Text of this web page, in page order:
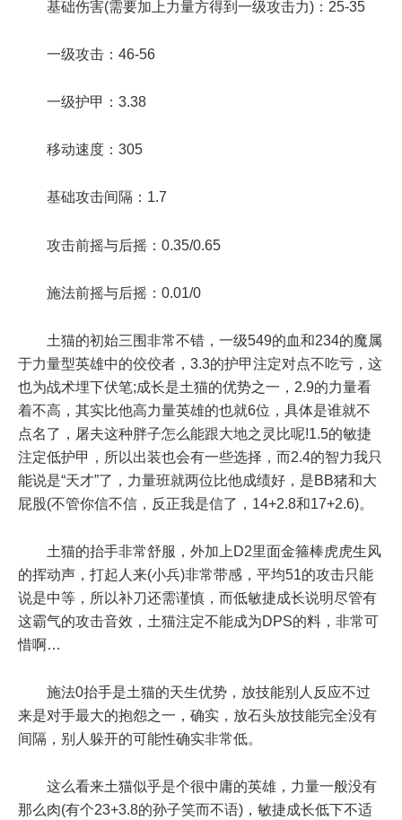
基础伤害(需要加上力量方得到一级攻击力)：25-35
一级攻击：46-56
一级护甲：3.38
移动速度：305
基础攻击间隔：1.7
攻击前摇与后摇：0.35/0.65
施法前摇与后摇：0.01/0
土猫的初始三围非常不错，一级549的血和234的魔属
于力量型英雄中的佼佼者，3.3的护甲注定对点不吃亏，这
也为战术埋下伏笔;成长是土猫的优势之一，2.9的力量看
着不高，其实比他高力量英雄的也就6位，具体是谁就不
点名了，屠夫这种胖子怎么能跟大地之灵比呢!1.5的敏捷
注定低护甲，所以出装也会有一些选择，而2.4的智力我只
能说是“天才”了，力量班就两位比他成绩好，是BB猪和大
屁股(不管你信不信，反正我是信了，14+2.8和17+2.6)。
土猫的抬手非常舒服，外加上D2里面金箍棒虎虎生风
的挥动声，打起人来(小兵)非常带感，平均51的攻击只能
说是中等，所以补刀还需谨慎，而低敏捷成长说明尽管有
这霸气的攻击音效，土猫注定不能成为DPS的料，非常可
惜啊…
施法0抬手是土猫的天生优势，放技能别人反应不过
来是对手最大的抱怨之一，确实，放石头放技能完全没有
间隔，别人躲开的可能性确实非常低。
这么看来土猫似乎是个很中庸的英雄，力量一般没有
那么肉(有个23+3.8的孙子笑而不语)，敏捷成长低下不适